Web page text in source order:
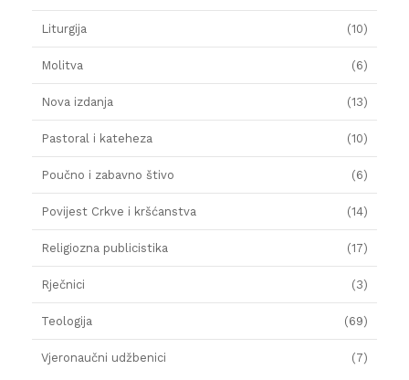
Liturgija (10)
Molitva (6)
Nova izdanja (13)
Pastoral i kateheza (10)
Poučno i zabavno štivo (6)
Povijest Crkve i kršćanstva (14)
Religiozna publicistika (17)
Rječnici (3)
Teologija (69)
Vjeronaučni udžbenici (7)